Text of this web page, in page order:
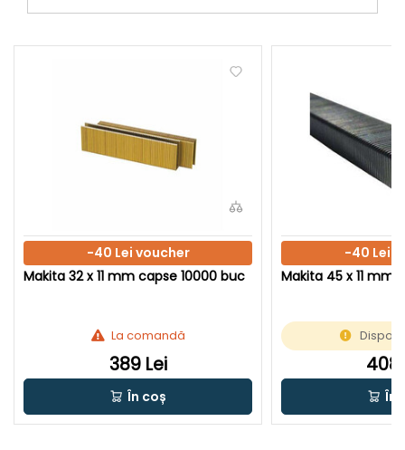
-40 Lei voucher
Makita 32 x 11 mm capse 10000 buc
La comandă
389 Lei
În coș
-40 Lei
Makita 45 x 11 mm
408
În